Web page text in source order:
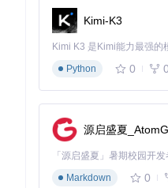
基础配置调整
用文本编辑器打开游戏
WideScreen=1
（
ShowFps=0（调试
验证方法
启动游戏后，观察以下现
宽屏模式：游戏画面
帧率优化：在游戏主菜
Kimi-K3
Python
0 0
源启盛夏
Markdown
0